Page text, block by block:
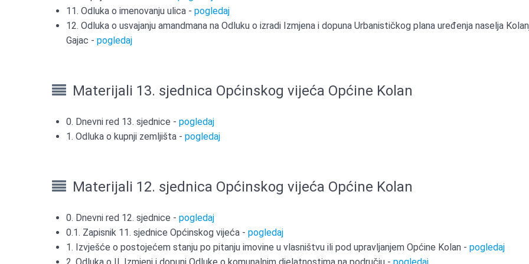
11. Odluka o imenovanju ulica -pogledaj
12. Odluka o usvajanju amandmana na Odluku o izradi Izmjena i dopuna Urbanističkog plana uređenja naselja
Gajac -pogledaj
Materijali 13. sjednica Općinskog vijeća Općine Kolan
0. Dnevni red 13. sjednice -pogledaj
1. Odluka o kupnji zemljišta -pogledaj
Materijali 12. sjednica Općinskog vijeća Općine Kolan
0. Dnevni red 12. sjednice -pogledaj
0.1. Zapisnik 11. sjednice Općinskog vijeća -pogledaj
1. Izvješće o postojećem stanju po pitanju imovine u vlasništvu ili pod upravljanjem Općine Kolan -pogledaj